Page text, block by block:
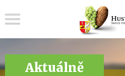
Aktuálně